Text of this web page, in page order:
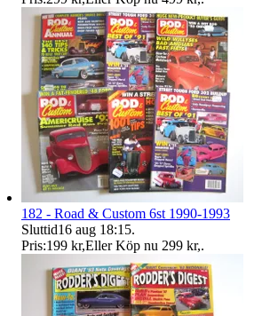
182 - Road & Custom 6st 1990-1993
Sluttid16 aug 18:15.
Pris:199 kr,Eller Köp nu 299 kr,.